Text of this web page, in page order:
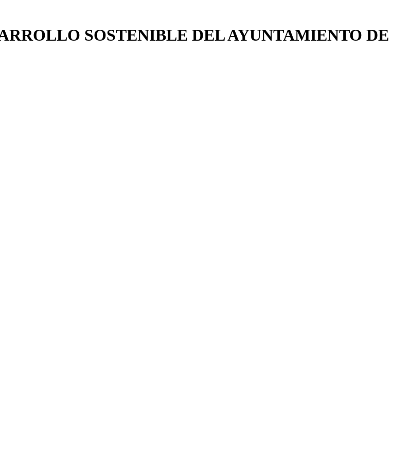
SOSTENIBLE DEL AYUNTAMIENTO DE